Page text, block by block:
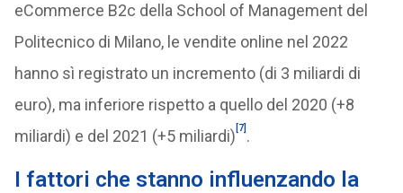
eCommerce B2c della School of Management del
Politecnico di Milano, le vendite online nel 2022
hanno sì registrato un incremento (di 3 miliardi di
euro), ma inferiore rispetto a quello del 2020 (+8
miliardi) e del 2021 (+5 miliardi) [7] .
I fattori che stanno influenzando la